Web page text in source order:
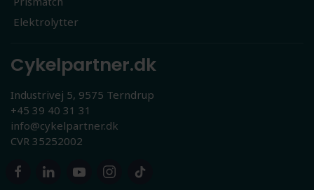
Elektrolytter
Cykelpartner.dk
Industrivej 5, 9575 Terndrup
+45 39 40 31 31
info@cykelpartner.dk
CVR 35252002